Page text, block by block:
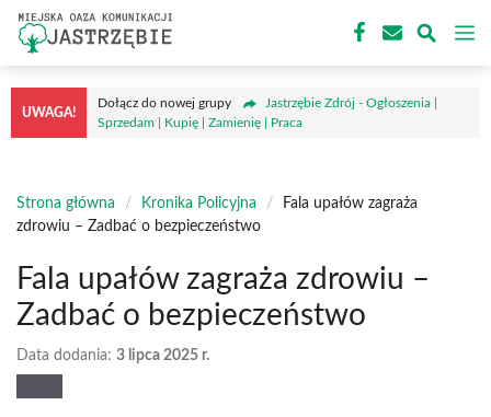
Przejdź
treści
UWAGA!
Dołącz do nowej grupy
Jastrzębie Zdrój - Ogłoszenia |
Sprzedam | Kupię | Zamienię | Praca
Strona główna / Kronika Policyjna /
Fala upałów zagraża
zdrowiu – Zadbać o bezpieczeństwo
Fala upałów zagraża zdrowiu –
Zadbać o bezpieczeństwo
Data dodania: 3 lipca 2025 r.